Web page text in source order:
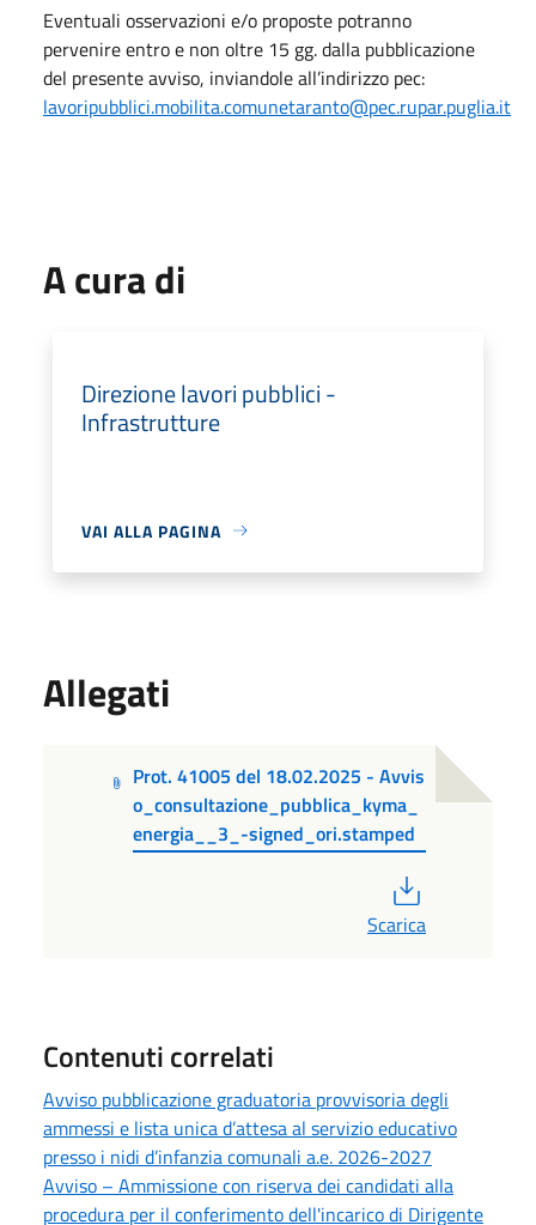
Eventuali osservazioni e/o proposte potranno
pervenire entro e non oltre 15 gg. dalla pubblicazione
del presente avviso, inviandole all’indirizzo pec:
lavoripubblici.mobilita.comunetaranto@pec.rupar.puglia.it
A cura di
Direzione lavori pubblici -
Infrastrutture
VAI ALLA PAGINA
Allegati
Prot. 41005 del 18.02.2025 - Avvis
o_consultazione_pubblica_kyma_
energia__3_-signed_ori.stamped
Scarica
Contenuti correlati
Avviso pubblicazione graduatoria provvisoria degli
ammessi e lista unica d’attesa al servizio educativo
presso i nidi d’infanzia comunali a.e. 2026-2027
Avviso – Ammissione con riserva dei candidati alla
procedura per il conferimento dell'incarico di Dirigente